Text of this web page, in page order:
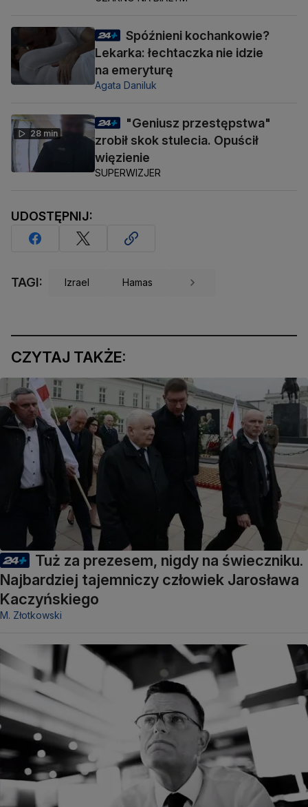
Spóźnieni kochankowie?
Lekarka: łechtaczka nie idzie
na emeryturę
Agata Daniluk
28 min
"Geniusz przestępstwa"
zrobił skok stulecia. Opuścił
więzienie
SUPERWIZJER
UDOSTĘPNIJ:
TAGI: Izrael Hamas
CZYTAJ TAKŻE:
Tuż za prezesem, nigdy na świeczniku.
Najbardziej tajemniczy człowiek Jarosława
Kaczyńskiego
M. Złotkowski